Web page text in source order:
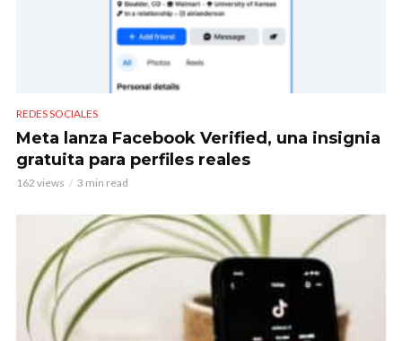
REDES SOCIALES
Meta lanza Facebook Verified, una insignia
gratuita para perfiles reales
162 views 3 min read